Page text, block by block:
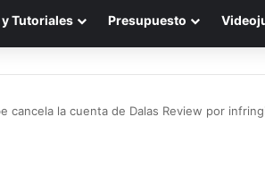
Tutoriales Presupuesto
cancela la cuenta de Dalas Review por